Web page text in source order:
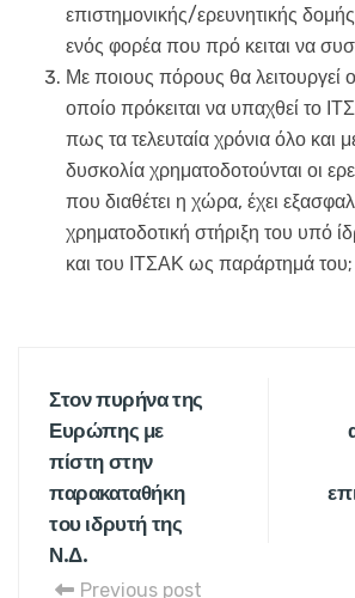
επιστημονικής/ερευνητικής
ενός φορέα που πρό κειται να
Με ποιους πόρους θα λειτουργεί
οποίο πρόκειται να υπαχθεί το
πως τα τελευταία χρόνια όλο και
δυσκολία χρηματοδοτούνται οι
που διαθέτει η χώρα, έχει
χρηματοδοτική στήριξη του
και του ΙΤΣΑΚ ως παράρτημά του;
Στον πυρήνα της
Ευρώπης με
πίστη στην
παρακαταθήκη
του ιδρυτή της
Ν.Δ.
Previous post